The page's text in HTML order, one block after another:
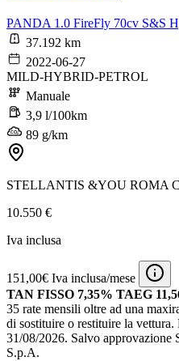
PANDA 1.0 FireFly 70cv S&S
37.192 km
2022-06-27
MILD-HYBRID-PETROL
Manuale
3,9 l/100km
89 g/km
STELLANTIS &YOU ROMA
10.550 €
Iva inclusa
151,00€ Iva inclusa/mese
TAN FISSO 7,35% TAEG
35 rate mensili oltre ad una
di sostituire o restituire la vettura.
31/08/2026. Salvo approvazione
S.p.A.